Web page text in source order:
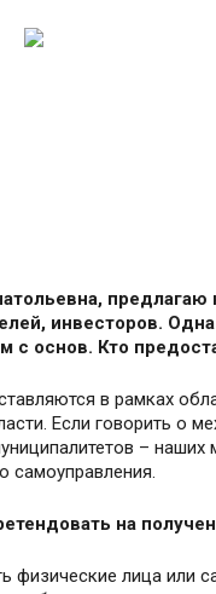
инвесторов.
с основ. Кто
в рамках
Если говорить о
– наших
самоуправления.
на
физические лица или